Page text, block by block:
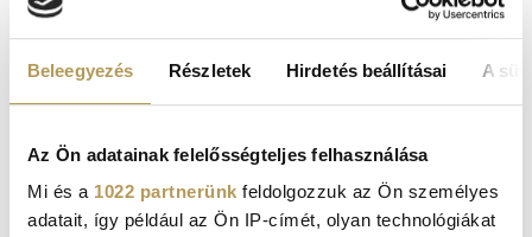
Beleegyezés Részletek Hirdetés beállításai A
Az Ön adatainak felelősségteljes felhasználása
Mi és a 1022 partnerünk feldolgozzuk az Ön személyes
adatait, így például az Ön IP-címét, olyan technológiákat
RELATED SPECIALTIES